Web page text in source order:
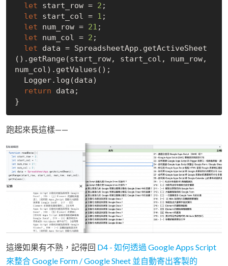
let start_row = 2 ;
let start_col = 1 ;
let num_row = 21 ;
let num_col = 2 ;
let data = SpreadsheetApp.getActiveSheet
().getRange(start_row, start_col, num_row,
num_col).getValues();
return data;
跑起來長這樣——
這邊如果有不熟，記得回 D4 - 如何透過 Google Apps Script
來整合 Google Form / Google Sheet 並自動寄出客製的